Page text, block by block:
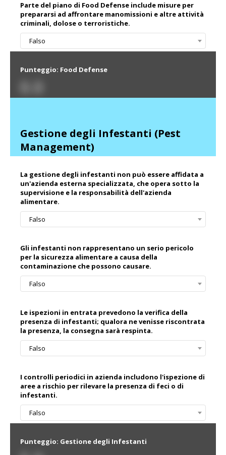
Parte del piano di Food Defense include misure per
prepararsi ad affrontare manomissioni e altre attività
criminali, dolose o terroristiche.
Falso
Punteggio: Food Defense
Gestione degli Infestanti (Pest
Management)
La gestione degli infestanti non può essere affidata a
un'azienda esterna specializzata, che opera sotto la
supervisione e la responsabilità dell'azienda
alimentare.
Falso
Gli infestanti non rappresentano un serio pericolo
per la sicurezza alimentare a causa della
contaminazione che possono causare.
Falso
Le ispezioni in entrata prevedono la verifica della
presenza di infestanti; qualora ne venisse riscontrata
la presenza, la consegna sarà respinta.
Falso
I controlli periodici in azienda includono l'ispezione di
aree a rischio per rilevare la presenza di feci o di
infestanti.
Falso
Punteggio: Gestione degli Infestanti